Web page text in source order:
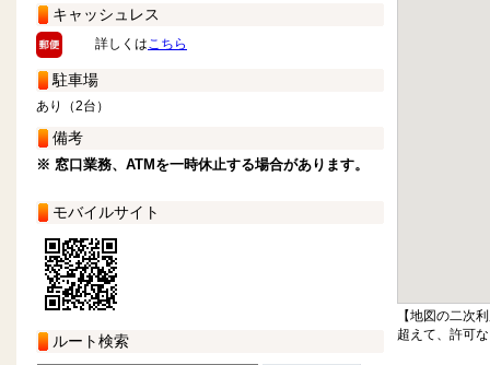
キャッシュレス
詳しくはこちら
駐車場
あり（2台）
備考
※ 窓口業務、ATMを一時休止する場合があります。
モバイルサイト
ルート検索
【地図の二次
超えて、許可